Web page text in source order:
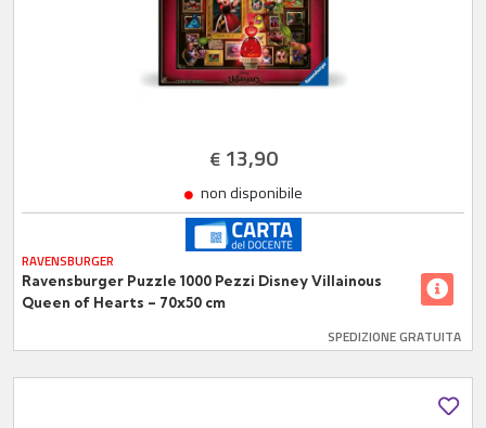
€13,90
non disponibile
RAVENSBURGER
Ravensburger Puzzle 1000 Pezzi Disney Villainous
Queen of Hearts – 70x50 cm
SPEDIZIONE GRATUITA